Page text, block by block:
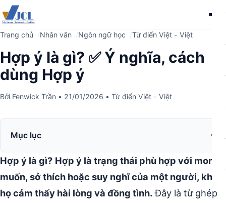
Trang chủ Nhân văn Ngôn ngữ học Từ điển Việt - Việt
Hợp ý là gì? ✅ Ý nghĩa, cách
dùng Hợp ý
Bởi Fenwick Trần • 21/01/2026 • Từ điển Việt - Việt
Mục lục
Hợp ý là gì? Hợp ý là trạng thái phù hợp với mong
muốn, sở thích hoặc suy nghĩ của một người, khiến
họ cảm thấy hài lòng và đồng tình.Đây là từ ghép